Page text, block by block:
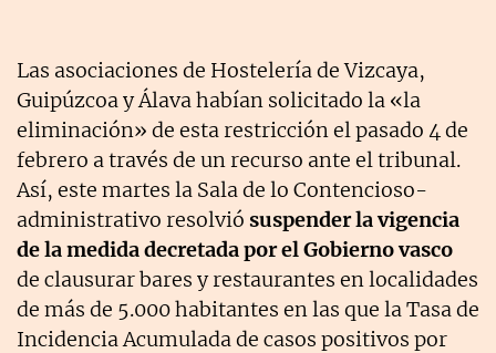
Las asociaciones de Hostelería de Vizcaya,
Guipúzcoa y Álava habían solicitado la «la
eliminación» de esta restricción el pasado 4 de
febrero a través de un recurso ante el tribunal.
Así, este martes la Sala de lo Contencioso-
administrativo resolvió suspender la vigencia
de la medida decretada por el Gobierno vasco
de clausurar bares y restaurantes en localidades
de más de 5.000 habitantes en las que la Tasa de
Incidencia Acumulada de casos positivos por